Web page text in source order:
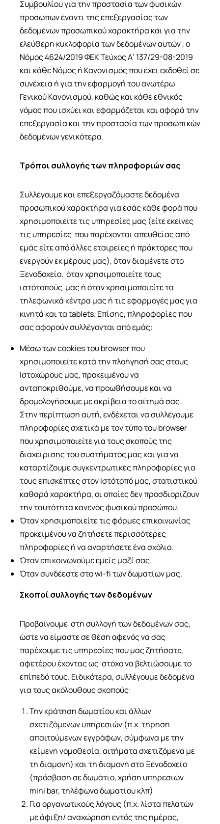
Συμβουλίου για την προστασία των φυσικών
προσώπων έναντι της επεξεργασίας των
δεδομένων προσωπικού χαρακτήρα και για την
ελεύθερη κυκλοφορία των δεδομένων αυτών , ο
Νόμος 4624/2019 ΦΕΚ Τεύχος Α’ 137/29-08-2019
και κάθε Νόμος ή Κανονισμός που έχει εκδοθεί σε
συνέχεια ή για την εφαρμογή του ανωτέρω
Γενικού Κανονισμού, καθώς και κάθε εθνικός
νόμος που ισχύει και εφαρμόζεται και αφορά την
επεξεργασία και την προστασία των προσωπικών
δεδομένων γενικότερα.
Τρόποι συλλογής των πληροφοριών σας
Συλλέγουμε και επεξεργαζόμαστε δεδομένα
προσωπικού χαρακτήρα για εσάς κάθε φορά που
χρησιμοποιείτε τις υπηρεσίες μας (είτε εκείνες
τις υπηρεσίες που παρέχονται απευθείας από
εμάς είτε από άλλες εταιρείες ή πράκτορες που
ενεργούν εκ μέρους μας), όταν διαμένετε στο
Ξενοδοχείο, όταν χρησιμοποιείτε τους
ιστότοπούς μας ή όταν χρησιμοποιείτε τα
τηλεφωνικά κέντρα μας ή τις εφαρμογές μας για
κινητά και τα tablets. Επίσης, πληροφορίες που
σας αφορούν συλλέγονται από εμάς:
Μέσω των cookies του browser που
χρησιμοποιείτε κατά την πλοήγησή σας στους
Ιστοχώρους μας, προκειμένου να
ανταποκριθούμε, να προωθήσουμε και να
δρομολογήσουμε με ακρίβεια το αίτημά σας.
Στην περίπτωση αυτή, ενδέχεται να συλλέγουμε
πληροφορίες σχετικά με τον τύπο του browser
που χρησιμοποιείτε για τους σκοπούς της
διαχείρισης του συστήματός μας και για να
καταρτίζουμε συγκεντρωτικές πληροφορίες για
τους επισκέπτες στον Ιστότοπό μας, στατιστικού
καθαρά χαρακτήρα, οι οποίες δεν προσδιορίζουν
την ταυτότητα κανενός φυσικού προσώπου.
Όταν χρησιμοποιείτε τις φόρμες επικοινωνίας
προκειμένου να ζητήσετε περισσότερες
πληροφορίες ή να αναρτήσετε ένα σχόλιο.
Όταν επικοινωνούμε εμείς μαζί σας.
Όταν συνδέεστε στο wi-fi των δωματίων μας.
Σκοποί συλλογής των δεδομένων
Προβαίνουμε στη συλλογή των δεδομένων σας,
ώστε να είμαστε σε θέση αφενός να σας
παρέχουμε τις υπηρεσίες που μας ζητήσατε,
αφετέρου έχοντας ως στόχο να βελτιώσουμε το
επίπεδό τους. Ειδικότερα, συλλέγουμε δεδομένα
για τους ακόλουθους σκοπούς:
Την κράτηση δωματίου και άλλων
σχετιζόμενων υπηρεσιών (π.χ. τήρηση
απαιτούμενων εγγράφων, σύμφωνα με την
κείμενη νομοθεσία, αιτήματα σχετιζόμενα με
τη διαμονή) και τη διαμονή στο Ξενοδοχείο
(πρόσβαση σε δωμάτιο, χρήση υπηρεσιών
mini bar, τηλέφωνο δωματίου κλπ)
Για οργανωτικούς λόγους (π.χ. λίστα πελατών
με άφιξη/ αναχώρηση εντός της ημέρας,